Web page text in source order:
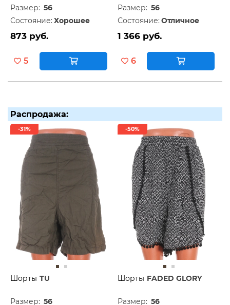
Размер: 56
Состояние: Хорошее
873 руб.
5
Размер: 56
Состояние: Отличное
1 366 руб.
6
Распродажа:
-31%
Шорты TU
Размер: 56
-50%
Шорты FADED GLORY
Размер: 56